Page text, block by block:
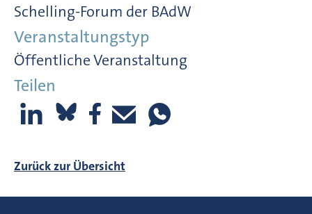
Schelling-Forum der BAdW
Veranstaltungstyp
Öffentliche Veranstaltung
Teilen
Zurück zur Übersicht